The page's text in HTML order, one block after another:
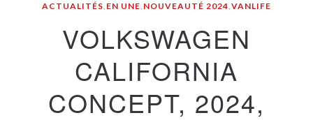
ACTUALITÉS, EN UNE, NOUVEAUTÉ 2024,VANLIFE
VOLKSWAGEN
CALIFORNIA
CONCEPT, 2024,